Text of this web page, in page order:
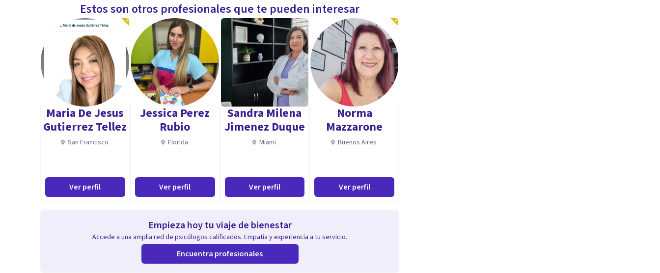
Estos son otros profesionales que te pueden interesar
Maria De Jesus
Gutierrez Tellez
San Francisco
Ver perfil
Jessica Perez
Rubio
Florida
Ver perfil
Sandra Milena
Jimenez Duque
Miami
Ver perfil
Norma
Mazzarone
Buenos Aires
Ver perfil
Empieza hoy tu viaje de bienestar
Accede a una amplia red de psicólogos calificados. Empatía y experiencia a tu servicio.
Encuentra profesionales